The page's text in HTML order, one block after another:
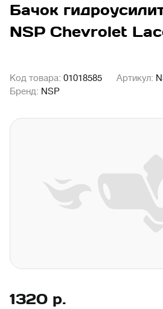
Бачок
NSP Chevrolet
Код товара: 01018585 Артикул:
Бренд: NSP
1320 р.